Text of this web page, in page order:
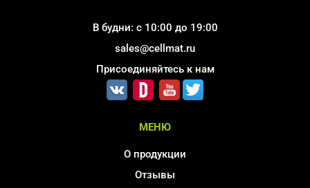
В будни: с 10:00 до 19:00
sales@cellmat.ru
Присоединяйтесь к нам
МЕНЮ
О продукции
Отзывы